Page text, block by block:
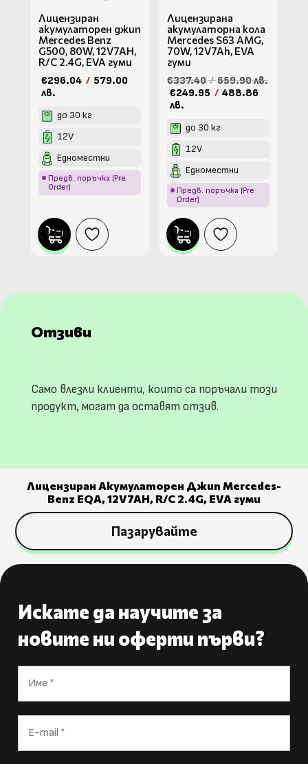
Лицензиран
акумулаторен джип
Mercedes Benz
G500, 80W, 12V7AH,
R/C 2.4G, EVA гуми
€296.04 / 579.00
лв.
до 30 кг
12V
Едноместни
Предв. поръчка (Pre
Order)
КУПИ
Лицензирана
акумулаторна кола
Mercedes S63 AMG,
70W, 12V7Ah, EVA
гуми
€337.40/659.90 лв.
€249.95 / 488.86
лв.
до 30 кг
12V
Едноместни
Предв. поръчка (Pre
Order)
КУПИ
Отзиви
Само влезли клиенти, които са поръчали този
продукт, могат да оставят отзив.
Лицензиран Aкумулаторен Джип Mercedes-
Benz EQA, 12V7AH, R/C 2.4G, EVA гуми
Пазарувайте
Искате да научите за
новите ни оферти първи?